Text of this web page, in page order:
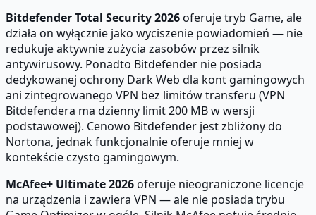
Bitdefender Total Security 2026oferuje tryb Game, ale
działa on wyłącznie jako wyciszenie powiadomień — nie
redukuje aktywnie zużycia zasobów przez silnik
antywirusowy. Ponadto Bitdefender nie posiada
dedykowanej ochrony Dark Web dla kont gamingowych
ani zintegrowanego VPN bez limitów transferu (VPN
Bitdefendera ma dzienny limit 200 MB w wersji
podstawowej). Cenowo Bitdefender jest zbliżony do
Nortona, jednak funkcjonalnie oferuje mniej w
kontekście czysto gamingowym.
McAfee+ Ultimate 2026oferuje nieograniczone licencje
na urządzenia i zawiera VPN — ale nie posiada trybu